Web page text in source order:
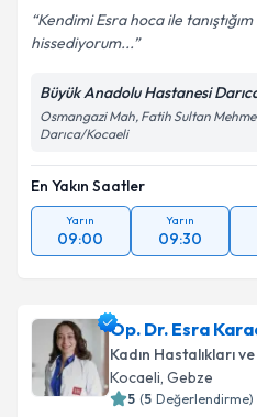
Kendimi Esra hoca ile
hissediyorum...
Büyük Anadolu Hastanesi
Osmangazi Mah, Fatih Sultan
Darıca/Kocaeli
En Yakın Saatler
Yarın
09:00
Yarın
09:30
Op. Dr. Esra
Kadın Hastalıkları
Kocaeli, Gebze
5 (5 Değerlendirme)